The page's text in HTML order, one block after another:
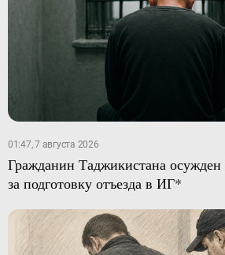
01:47, 7 августа 2026
Гражданин Таджикистана
за подготовку отъезда в ИГ*